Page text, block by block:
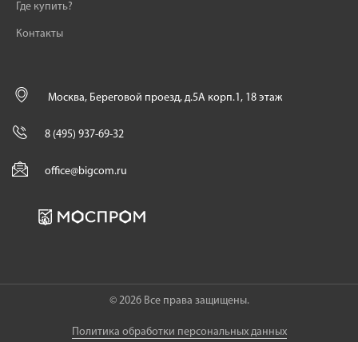
Где купить?
Контакты
Москва, Береговой проезд, д.5А корп.1, 18 этаж
8 (495) 937-69-32
office@bigcom.ru
© 2026 Все права защищены.
Политика обработки персональных данных